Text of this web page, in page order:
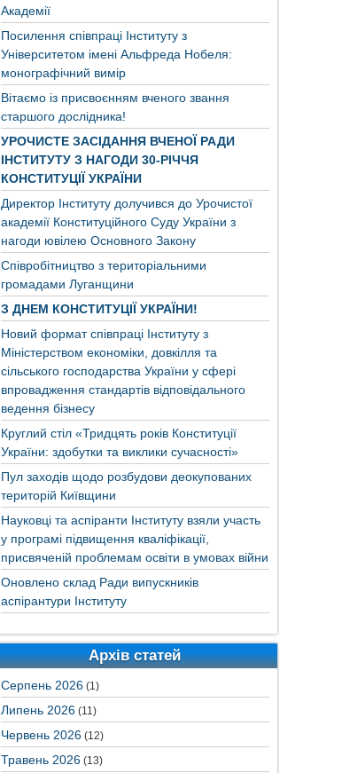
Академії
Посилення співпраці Інституту з
Університетом імені Альфреда Нобеля:
монографічний вимір
Вітаємо із присвоєнням вченого звання
старшого дослідника!
УРОЧИСТЕ ЗАСІДАННЯ ВЧЕНОЇ РАДИ
ІНСТИТУТУ З НАГОДИ 30-РІЧЧЯ
КОНСТИТУЦІЇ УКРАЇНИ
Директор Інституту долучився до Урочистої
академії Конституційного Суду України з
нагоди ювілею Основного Закону
Співробітництво з територіальними
громадами Луганщини
З ДНЕМ КОНСТИТУЦІЇ УКРАЇНИ!
Новий формат співпраці Інституту з
Міністерством економіки, довкілля та
сільського господарства України у сфері
впровадження стандартів відповідального
ведення бізнесу
Круглий стіл «Тридцять років Конституції
України: здобутки та виклики сучасності»
Пул заходів щодо розбудови деокупованих
територій Київщини
Науковці та аспіранти Інституту взяли участь
у програмі підвищення кваліфікації,
присвяченій проблемам освіти в умовах війни
Оновлено склад Ради випускників
аспірантури Інституту
Архів статей
Серпень 2026(1)
Липень 2026(11)
Червень 2026(12)
Травень 2026(13)